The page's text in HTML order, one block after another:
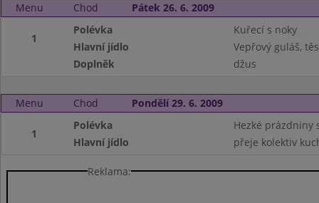
Menu
Chod Pátek 26. 6. 2009
1
Polévka
Kuřecí s noky
Hlavní jídlo
Vepřový guláš,
Doplněk
džus
Menu Chod Pondělí 29. 6. 2009
1
Polévka
Hezké prázdniny
Hlavní jídlo
přeje kolektiv
Reklama: